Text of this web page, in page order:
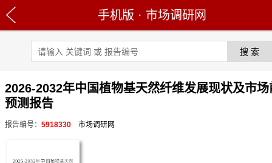
手机版 · 市场调研网
2026-2032年中国植物基天然纤维发展现状及市场
预测报告
报告编号： 5918330 市场调研网